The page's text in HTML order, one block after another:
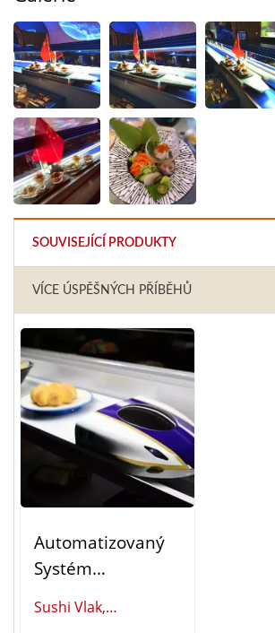
SOUVISEJÍCÍ PRODUKTY
VÍCE ÚSPĚŠNÝCH PŘÍBĚHŮ
Automatizovaný
Systém
Shinkansen (sushi
Sushi Vlak,